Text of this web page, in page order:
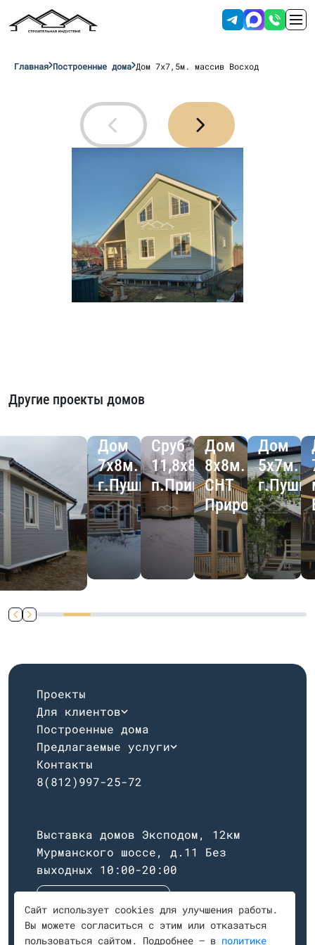
Главная Построенные дома Дом 7х7,5м. массив Восход
Другие проекты домов
Дом
7х8м.
г.Пушкин
Сруб
11,8х8,8м
п.Приветное
Дом
8х8м.
СНТ
Природа
Дом
5х7м.
Проекты
Для клиентов
Построенные дома
Предлагаемые услуги
Контакты
8(812)997-25-72
Выставка домов Эксподом, 12км
Мурманского шоссе, д.11 Без
выходных 10:00-20:00
Построить маршрут
Отправляя данные вы соглашаетесь с
условиями обработки персональных
.
Сайт использует cookies для улучшения работы.
Вы можете согласиться с этим или отказаться
пользоваться сайтом. Подробнее — в политике